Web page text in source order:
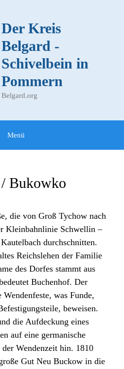
Der Kreis
Belgard -
Schivelbein in
Pommern
Belgard.org
Menü
Bukowko
die von Groß Tychow nach
Kleinbahnlinie Schwellin –
durchschnitten.
Reichslehen der Familie
des Dorfes stammt aus
Buchenhof. Der
was Funde,
beweisen.
die Aufdeckung eines
auf eine germanische
Wendenzeit hin. 1810
Gut Neu Buckow in die